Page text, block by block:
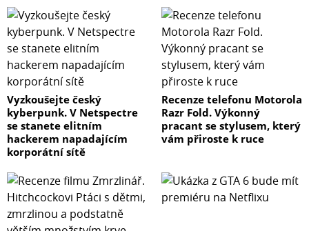
Vyzkoušejte český
kyberpunk. V Netspectre
se stanete elitním
hackerem napadajícím
korporátní sítě
Recenze telefonu Motorola
Razr Fold. Výkonný
pracant se stylusem, který
vám přiroste k ruce